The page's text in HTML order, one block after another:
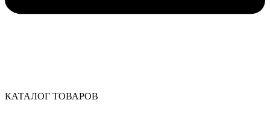
КАТАЛОГ ТОВАРОВ